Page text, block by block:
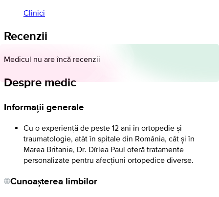
Clinici
Recenzii
Medicul nu are încă recenzii
Despre medic
Informații generale
Cu o experiență de peste 12 ani în ortopedie și
traumatologie, atât în spitale din România, cât și în
Marea Britanie, Dr. Dîrlea Paul oferă tratamente
personalizate pentru afecțiuni ortopedice diverse.
Cunoașterea limbilor